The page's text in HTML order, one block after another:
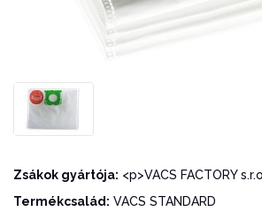
Zsákok gyártója: <p>VACS FACTORY
Termékcsalád: VACS STANDARD